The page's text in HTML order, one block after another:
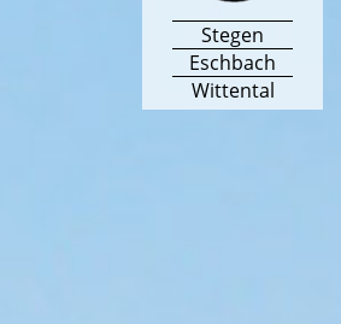
Stegen
Eschbach
Wittental